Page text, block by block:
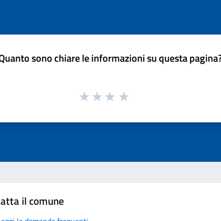
sono chiare le informazioni su questa
il comune